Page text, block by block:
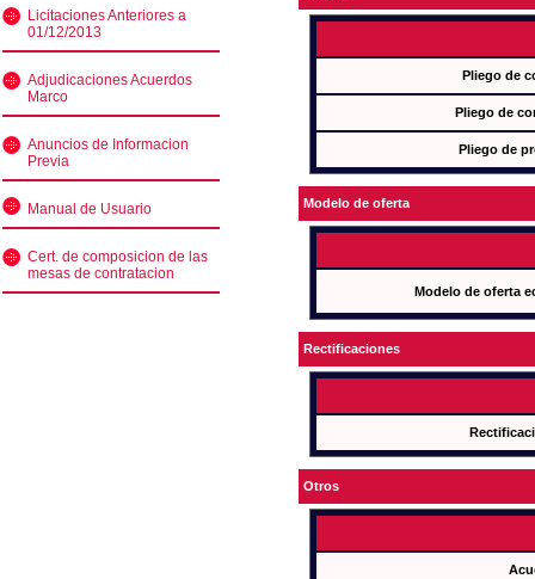
Licitaciones Anteriores a
01/12/2013
Adjudicaciones Acuerdos
Marco
Anuncios de Informacion
Previa
Manual de Usuario
Cert. de composicion de las
mesas de contratacion
Pliego de
Pliego de
Pliego de
Modelo de oferta
Modelo de oferta
Rectificaciones
Otros